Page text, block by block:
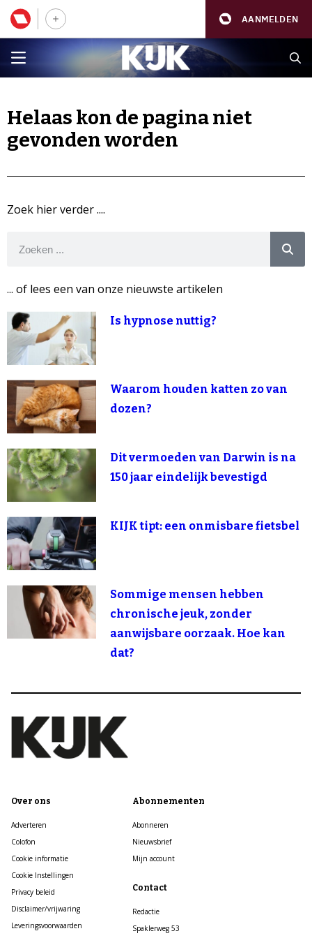
AANMELDEN
Helaas kon de pagina niet
gevonden worden
Zoek hier verder ....
... of lees een van onze nieuwste artikelen
Is hypnose nuttig?
Waarom houden katten zo van
dozen?
Dit vermoeden van Darwin is na
150 jaar eindelijk bevestigd
KIJK tipt: een onmisbare fietsbel
Sommige mensen hebben
chronische jeuk, zonder
aanwijsbare oorzaak. Hoe kan
dat?
Over ons
Adverteren
Colofon
Cookie informatie
Cookie Instellingen
Privacy beleid
Disclaimer/vrijwaring
Leveringsvoorwaarden
Abonnementen
Abonneren
Nieuwsbrief
Mijn account
Contact
Redactie
Spaklerweg 53